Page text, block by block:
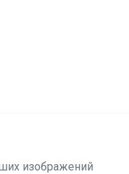
изображений